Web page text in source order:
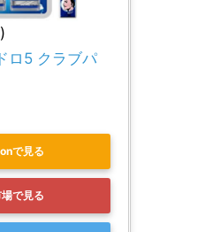
ロ5 クラブパ
で見る
で見る